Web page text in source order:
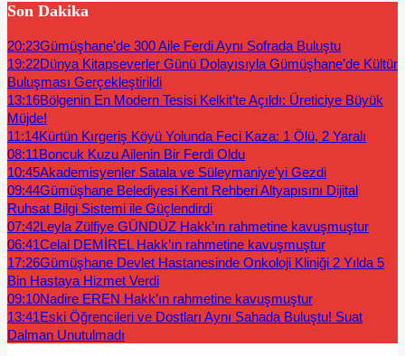
Son Dakika
20:23Gümüşhane’de 300 Aile Ferdi Aynı Sofrada Buluştu
19:22Dünya Kitapseverler Günü Dolayısıyla Gümüşhane’de Kültür
Buluşması Gerçekleştirildi
13:16Bölgenin En Modern Tesisi Kelkit’te Açıldı: Üreticiye Büyük
Müjde!
11:14Kürtün Kırgeriş Köyü Yolunda Feci Kaza: 1 Ölü, 2 Yaralı
08:11Boncuk Kuzu Ailenin Bir Ferdi Oldu
10:45Akademisyenler Satala ve Süleymaniye’yi Gezdi
09:44Gümüşhane Belediyesi Kent Rehberi Altyapısını Dijital
Ruhsat Bilgi Sistemi ile Güçlendirdi
07:42Leyla Zülfiye GÜNDÜZ Hakk’ın rahmetine kavuşmuştur
06:41Celal DEMİREL Hakk’ın rahmetine kavuşmuştur
17:26Gümüşhane Devlet Hastanesinde Onkoloji Kliniği 2 Yılda 5
Bin Hastaya Hizmet Verdi
09:10Nadire EREN Hakk’ın rahmetine kavuşmuştur
13:41Eski Öğrencileri ve Dostları Aynı Sahada Buluştu! Suat
Dalman Unutulmadı